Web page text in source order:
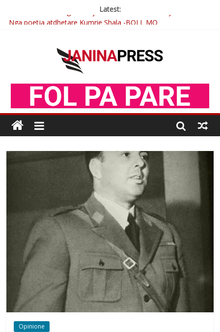
Latest:
Nga poetja atdhetare Kumrie Shala -BOLL MO
Çlirimtari Mentor Mushkolaj nderohet me mirenjohje nga
Xhevdet Qeriqi Dega e invalidëve në Fushë Kosovë
Postim me vlera nga artistja e mirëfilltë Mimoza Gjoni
Opinione